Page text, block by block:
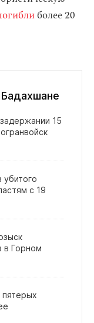
более 20
15
с 19
в Горном
пятерых